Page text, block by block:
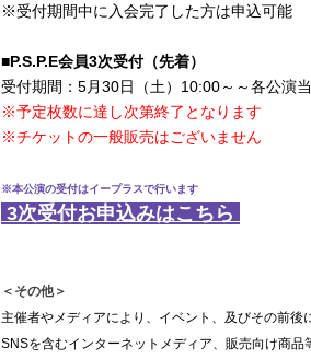
※受付期間中に入会完了した方は申込可能
■P.S.P.E会員3次受付（先着）
受付期間：5月30日（土）10:00～～各公演
※予定枚数に達し次第終了となります
※チケットの一般販売はございません
※本公演の受付はイープラスで行います
3次受付お申込みはこちら
＜その他＞
主催者やメディアにより、イベント、及びその前後
SNSを含むインターネットメディア、販売向け商